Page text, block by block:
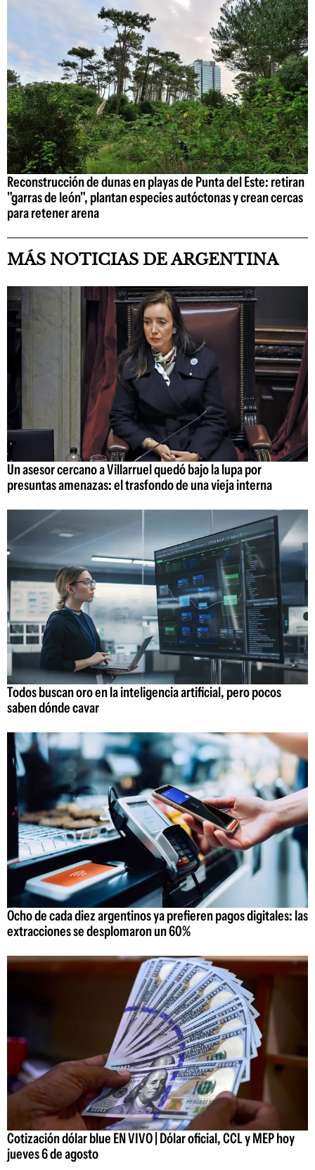
Reconstrucción de dunas en playas de Punta del Este: retiran
"garras de león", plantan especies autóctonas y crean cercas
para retener arena
MÁS NOTICIAS DE ARGENTINA
Un asesor cercano a Villarruel quedó bajo la lupa por
presuntas amenazas: el trasfondo de una vieja interna
Todos buscan oro en la inteligencia artificial, pero pocos
saben dónde cavar
Ocho de cada diez argentinos ya prefieren pagos digitales: las
extracciones se desplomaron un 60%
Cotización dólar blue EN VIVO | Dólar oficial, CCL y MEP hoy
jueves 6 de agosto